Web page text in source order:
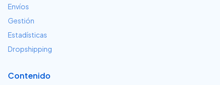
Envíos
Gestión
Estadísticas
Dropshipping
Contenido